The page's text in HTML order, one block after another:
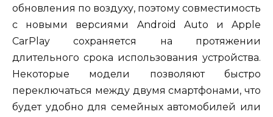
обновления по воздуху, поэтому совместимость
с новыми версиями Android Auto и Apple
CarPlay сохраняется на протяжении
длительного срока использования устройства.
Некоторые модели позволяют быстро
переключаться между двумя смартфонами, что
будет удобно для семейных автомобилей или